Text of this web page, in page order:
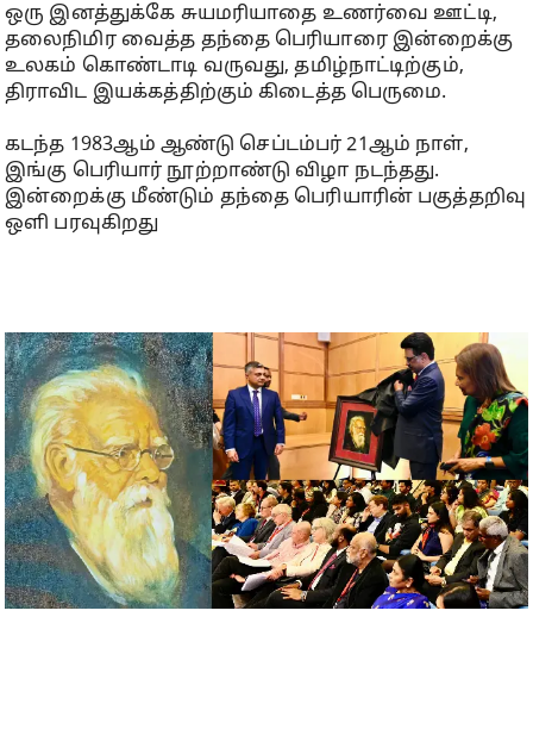
ஒரு இனத்துக்கே சுயமரியாதை உணர்வை ஊட்டி,
தலைநிமிர வைத்த தந்தை பெரியாரை இன்றைக்கு
உலகம் கொண்டாடி வருவது, தமிழ்நாட்டிற்கும்,
திராவிட இயக்கத்திற்கும் கிடைத்த பெருமை.
கடந்த 1983ஆம் ஆண்டு செப்டம்பர் 21ஆம் நாள்,
இங்கு பெரியார் நூற்றாண்டு விழா நடந்தது.
இன்றைக்கு மீண்டும் தந்தை பெரியாரின் பகுத்தறிவு
ஒளி பரவுகிறது